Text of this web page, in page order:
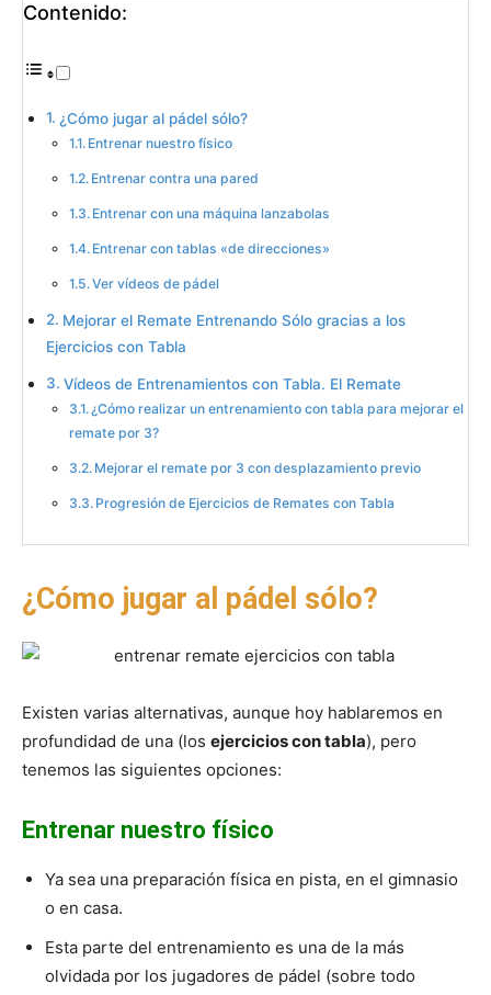
Contenido:
¿Cómo jugar al pádel sólo?
Entrenar nuestro físico
Entrenar contra una pared
Entrenar con una máquina lanzabolas
Entrenar con tablas «de direcciones»
Ver vídeos de pádel
Mejorar el Remate Entrenando Sólo gracias a los
Ejercicios con Tabla
Vídeos de Entrenamientos con Tabla. El Remate
¿Cómo realizar un entrenamiento con tabla para mejorar el
remate por 3?
Mejorar el remate por 3 con desplazamiento previo
Progresión de Ejercicios de Remates con Tabla
¿Cómo jugar al pádel sólo?
Existen varias alternativas, aunque hoy hablaremos en
profundidad de una (los ejercicios con tabla), pero
tenemos las siguientes opciones:
Entrenar nuestro físico
Ya sea una preparación física en pista, en el gimnasio
o en casa.
Esta parte del entrenamiento es una de la más
olvidada por los jugadores de pádel (sobre todo